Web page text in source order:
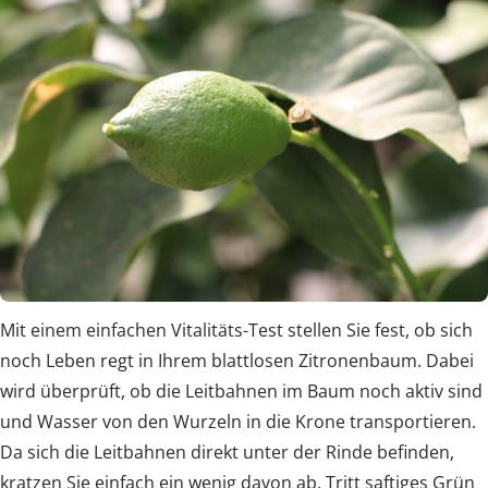
Mit einem einfachen Vitalitäts-Test stellen Sie fest, ob sich
noch Leben regt in Ihrem blattlosen Zitronenbaum. Dabei
wird überprüft, ob die Leitbahnen im Baum noch aktiv sind
und Wasser von den Wurzeln in die Krone transportieren.
Da sich die Leitbahnen direkt unter der Rinde befinden,
kratzen Sie einfach ein wenig davon ab. Tritt saftiges Grün